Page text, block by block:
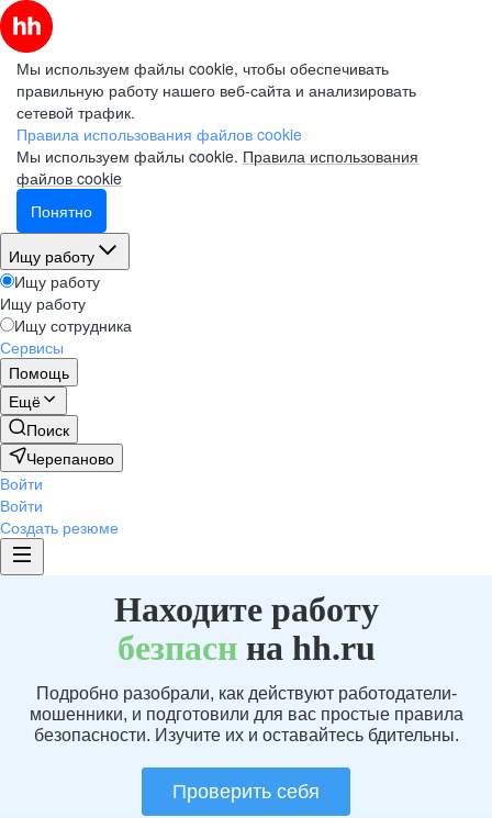
Мы используем файлы cookie, чтобы обеспечивать
правильную работу нашего веб-сайта и анализировать
сетевой трафик.
Правила использования файлов cookie
Мы используем файлы cookie. Правила использования
файлов cookie
Понятно
Ищу работу
Ищу работу
Ищу работу
Ищу сотрудника
Сервисы
Помощь
Ещё
Поиск
Черепаново
Войти
Войти
Создать резюме
Находите работу
безпаснна hh.ru
Подробно разобрали, как действуют работодатели-
мошенники, и подготовили для вас простые правила
безопасности. Изучите их и оставайтесь бдительны.
Проверить себя